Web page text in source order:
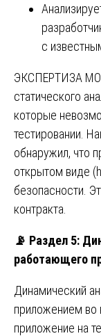
с
ЭКСПЕРТИЗА
статического
которые
тестировании.
обнаружил, что
открытом виде
безопасности.
контракта.
📡 Раздел 5:
работающего
Динамический
приложением во
приложение на